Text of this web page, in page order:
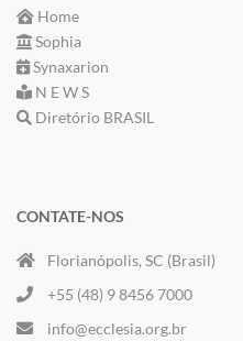
Home
Sophia
Synaxarion
N E W S
Diretório BRASIL
CONTATE-NOS
Florianópolis, SC (Brasil)
+55 (48) 9 8456 7000
info@ecclesia.org.br